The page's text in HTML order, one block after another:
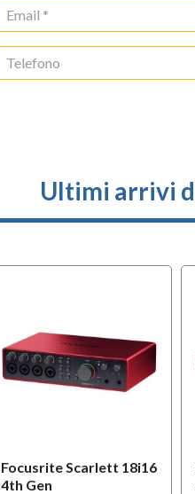
Ultimi arrivi
Focusrite Scarlett 18i16
4th Gen